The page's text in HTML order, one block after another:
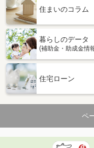
価 格
専有面積
間取り
長崎県長崎市片淵３丁
住 所
専有面積
間取り
長崎県長崎市興善町
住まいのコラム
暮らしのデータ
(補助金・助成金情
住宅ローン
ペ